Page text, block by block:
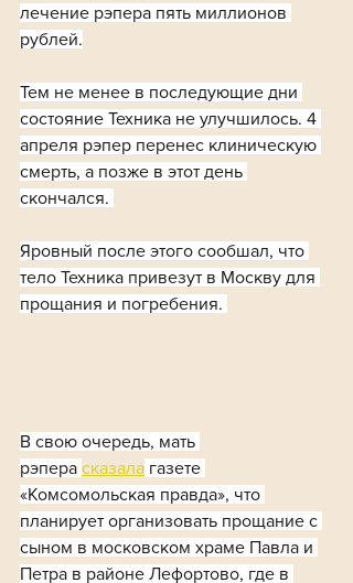
лечение рэпера пять миллионов
рублей.
Тем не менее в последующие дни
состояние Техника не улучшилось. 4
апреля рэпер перенес клиническую
смерть, а позже в этот день
скончался.
Яровный после этого сообшал, что
тело Техника привезут в Москву для
прощания и погребения.
В свою очередь, мать
рэпера сказала газете
«Комсомольская правда», что
планирует организовать прощание с
сыном в московском храме Павла и
Петра в районе Лефортово, где в